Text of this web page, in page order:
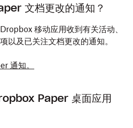
文档更改的通知？
移动应用收到有关活动、
以及已关注文档更改的通知。
通知。
Paper 桌面应用